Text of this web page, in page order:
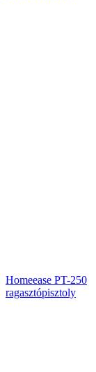
Homeease PT-250
ragasztópisztoly